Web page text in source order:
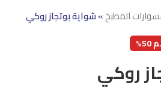
المطبخ»شواية بوتجاز روكي
روكي